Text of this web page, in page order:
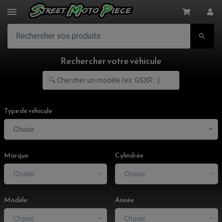
ACCESSOIRES MOTO

Rechercher votre véhicule
Type de véhicule
Choisir
Marque
Choisir
Cylindrée
Choisir
Modèle
Choisir
Année
Choisir